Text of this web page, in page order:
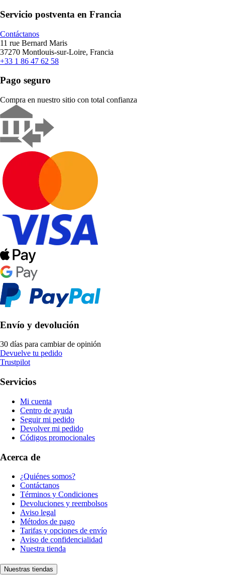
Servicio postventa en Francia
Contáctanos
11 rue Bernard Maris
37270 Montlouis-sur-Loire, Francia
+33 1 86 47 62 58
Pago seguro
Compra en nuestro sitio con total confianza
Envío y devolución
30 días para cambiar de opinión
Devuelve tu pedido
Trustpilot
Servicios
Mi cuenta
Centro de ayuda
Seguir mi pedido
Devolver mi pedido
Códigos promocionales
Acerca de
¿Quiénes somos?
Contáctanos
Términos y Condiciones
Devoluciones y reembolsos
Aviso legal
Métodos de pago
Tarifas y opciones de envío
Aviso de confidencialidad
Nuestra tienda
Nuestras tiendas